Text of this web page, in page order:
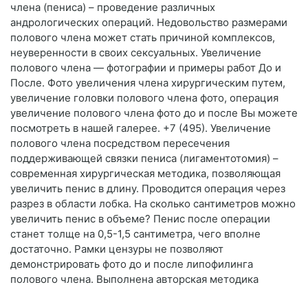
члена (пениса) – проведение различных
андрологических операций. Недовольство размерами
полового члена может стать причиной комплексов,
неуверенности в своих сексуальных. Увеличение
полового члена — фотографии и примеры работ До и
После. Фото увеличения члена хирургическим путем,
увеличение головки полового члена фото, операция
увеличение полового члена фото до и после Вы можете
посмотреть в нашей галерее. +7 (495). Увеличение
полового члена посредством пересечения
поддерживающей связки пениса (лигаментотомия) –
современная хирургическая методика, позволяющая
увеличить пенис в длину. Проводится операция через
разрез в области лобка. На сколько сантиметров можно
увеличить пенис в объеме? Пенис после операции
станет толще на 0,5-1,5 сантиметра, чего вполне
достаточно. Рамки цензуры не позволяют
демонстрировать фото до и после липофилинга
полового члена. Выполнена авторская методика